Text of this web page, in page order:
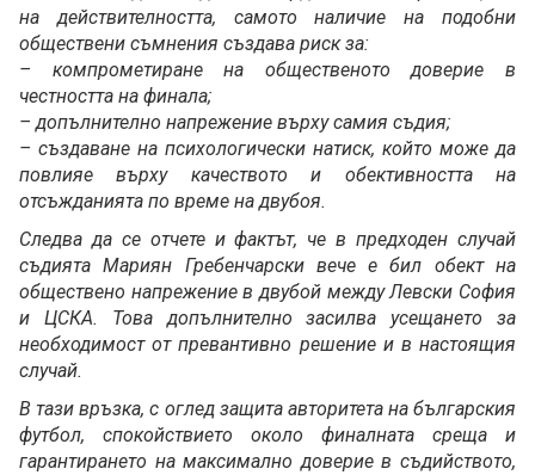
на действителността, самото наличие на подобни
обществени съмнения създава риск за:
– компрометиране на общественото доверие в
честността на финала;
– допълнително напрежение върху самия съдия;
– създаване на психологически натиск, който може да
повлияе върху качеството и обективността на
отсъжданията по време на двубоя.
Следва да се отчете и фактът, че в предходен случай
съдията Мариян Гребенчарски вече е бил обект на
обществено напрежение в двубой между Левски София
и ЦСКА. Това допълнително засилва усещането за
необходимост от превантивно решение и в настоящия
случай.
В тази връзка, с оглед защита авторитета на българския
футбол, спокойствието около финалната среща и
гарантирането на максимално доверие в съдийството,